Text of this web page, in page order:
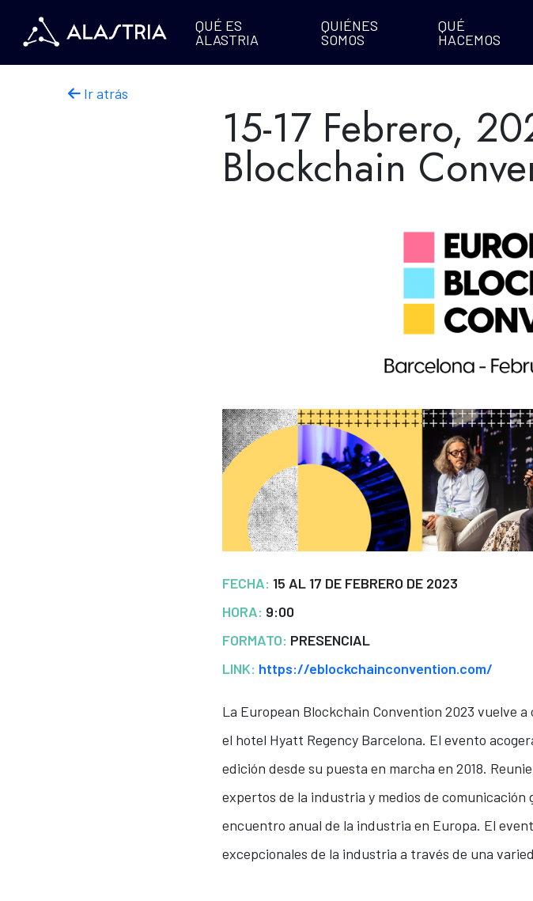
QUÉ ES
ALASTRIA
QUIÉNES
SOMOS
QUÉ
HACEMOS
Ir atrás
15-17 Febrero,
Blockchain
FECHA: 15 AL 17 DE FEBRERO DE 2023
HORA: 9:00
FORMATO: PRESENCIAL
LINK: https://eblockchainconvention.com/
La European Blockchain Convention 2023 vuelve
el hotel Hyatt Regency Barcelona. El evento
edición desde su puesta en marcha en 2018.
expertos de la industria y medios de
encuentro anual de la industria en Europa. El
excepcionales de la industria a través de una